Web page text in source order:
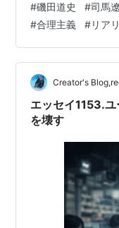
た。 文藝春秋2026
し、目次を開いた
側に赤字で大きく
時代に読むべき司
ー・ティールから
い…
#磯田道史 #司馬
#合理主義 #リア
Creator's
エッセイ1153.
を壊す